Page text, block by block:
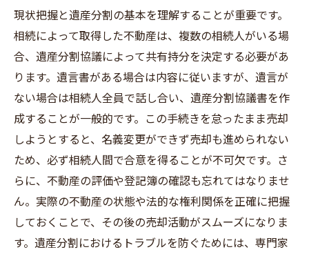
現状把握と遺産分割の基本を理解することが重要です。
相続によって取得した不動産は、複数の相続人がいる場
合、遺産分割協議によって共有持分を決定する必要があ
ります。遺言書がある場合は内容に従いますが、遺言が
ない場合は相続人全員で話し合い、遺産分割協議書を作
成することが一般的です。この手続きを怠ったまま売却
しようとすると、名義変更ができず売却も進められない
ため、必ず相続人間で合意を得ることが不可欠です。さ
らに、不動産の評価や登記簿の確認も忘れてはなりませ
ん。実際の不動産の状態や法的な権利関係を正確に把握
しておくことで、その後の売却活動がスムーズになりま
す。遺産分割におけるトラブルを防ぐためには、専門家